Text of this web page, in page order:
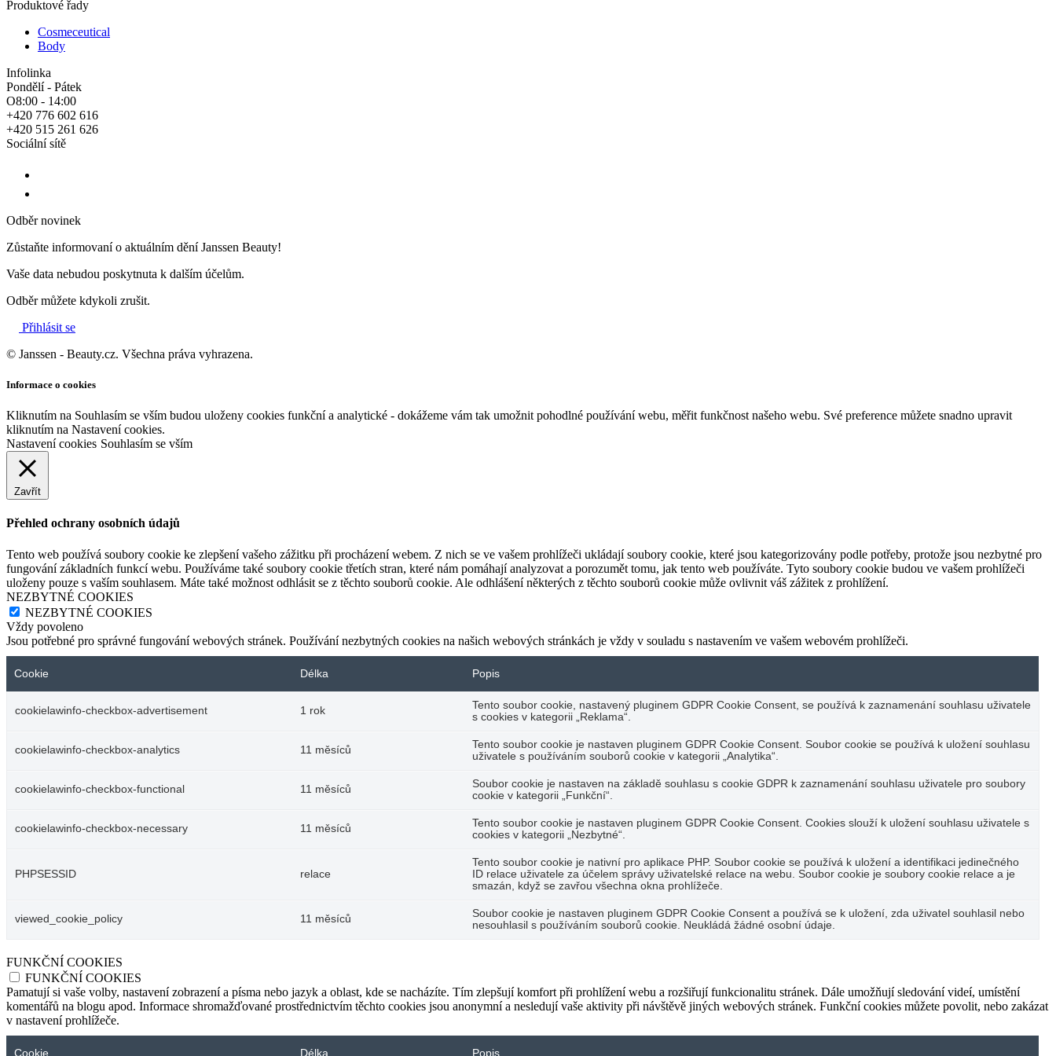
Produktové řady
Cosmeceutical
Body
Infolinka
Pondělí - Pátek
O8:00 - 14:00
+420 776 602 616
+420 515 261 626
Sociální sítě
Odběr novinek
Zůstaňte informovaní o aktuálním dění Janssen Beauty!
Vaše data nebudou poskytnuta k dalším účelům.
Odběr můžete kdykoli zrušit.
Přihlásit se
© Janssen - Beauty.cz. Všechna práva vyhrazena.
Informace o cookies
Kliknutím na Souhlasím se vším budou uloženy cookies funkční a analytické - dokážeme vám tak umožnit pohodlné používání webu, měřit funkčnost našeho webu. Své preference můžete snadno upravit
kliknutím na Nastavení cookies.
Nastavení cookies Souhlasím se vším
Zavřít
Přehled ochrany osobních údajů
Tento web používá soubory cookie ke zlepšení vašeho zážitku při procházení webem. Z nich se ve vašem prohlížeči ukládají soubory cookie, které jsou kategorizovány podle potřeby, protože jsou nezbytné pro
fungování základních funkcí webu. Používáme také soubory cookie třetích stran, které nám pomáhají analyzovat a porozumět tomu, jak tento web používáte. Tyto soubory cookie budou ve vašem prohlížeči
uloženy pouze s vaším souhlasem. Máte také možnost odhlásit se z těchto souborů cookie. Ale odhlášení některých z těchto souborů cookie může ovlivnit váš zážitek z prohlížení.
NEZBYTNÉ COOKIES
NEZBYTNÉ COOKIES
Vždy povoleno
Jsou potřebné pro správné fungování webových stránek. Používání nezbytných cookies na našich webových stránkách je vždy v souladu s nastavením ve vašem webovém prohlížeči.
Cookie Délka Popis
cookielawinfo-checkbox-advertisement 1 rok
Tento soubor cookie, nastavený pluginem GDPR Cookie Consent, se používá k zaznamenání souhlasu uživatele
s cookies v kategorii „Reklama“.
cookielawinfo-checkbox-analytics 11 měsíců
Tento soubor cookie je nastaven pluginem GDPR Cookie Consent. Soubor cookie se používá k uložení souhlasu
uživatele s používáním souborů cookie v kategorii „Analytika“.
cookielawinfo-checkbox-functional 11 měsíců
Soubor cookie je nastaven na základě souhlasu s cookie GDPR k zaznamenání souhlasu uživatele pro soubory
cookie v kategorii „Funkční“.
cookielawinfo-checkbox-necessary 11 měsíců
Tento soubor cookie je nastaven pluginem GDPR Cookie Consent. Cookies slouží k uložení souhlasu uživatele s
cookies v kategorii „Nezbytné“.
PHPSESSID relace
Tento soubor cookie je nativní pro aplikace PHP. Soubor cookie se používá k uložení a identifikaci jedinečného
ID relace uživatele za účelem správy uživatelské relace na webu. Soubor cookie je soubory cookie relace a je
smazán, když se zavřou všechna okna prohlížeče.
viewed_cookie_policy 11 měsíců
Soubor cookie je nastaven pluginem GDPR Cookie Consent a používá se k uložení, zda uživatel souhlasil nebo
nesouhlasil s používáním souborů cookie. Neukládá žádné osobní údaje.
FUNKČNÍ COOKIES
FUNKČNÍ COOKIES
Pamatují si vaše volby, nastavení zobrazení a písma nebo jazyk a oblast, kde se nacházíte. Tím zlepšují komfort při prohlížení webu a rozšiřují funkcionalitu stránek. Dále umožňují sledování videí, umístění
komentářů na blogu apod. Informace shromažďované prostřednictvím těchto cookies jsou anonymní a nesledují vaše aktivity při návštěvě jiných webových stránek. Funkční cookies můžete povolit, nebo zakázat
v nastavení prohlížeče.
Cookie Délka Popis